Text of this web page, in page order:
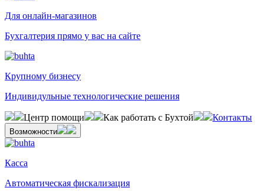
Для онлайн-магазинов
Бухгалтерия прямо у вас на сайте
Крупному бизнесу
Индивидульные технологические решения
Центр помощи Как работать с Бухтой Контакты
Возможности
Касса
Автоматическая фискализация